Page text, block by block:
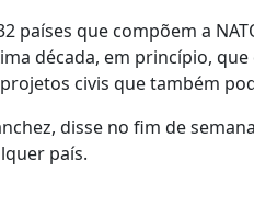
países que compõem a
década, em princípio,
civis que também
disse no fim de
país.